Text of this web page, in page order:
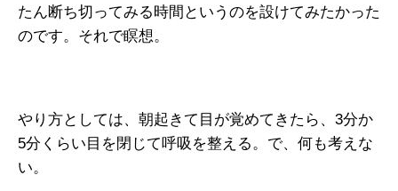
たん断ち切ってみる時間というのを設けてみたかった
のです。それで瞑想。
やり方としては、朝起きて目が覚めてきたら、3分か
5分くらい目を閉じて呼吸を整える。で、何も考えな
い。